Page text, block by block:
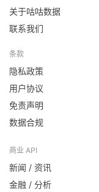
关于咕咕数据
联系我们
条款
隐私政策
用户协议
免责声明
数据合规
商业 API
新闻 / 资讯
金融 / 分析